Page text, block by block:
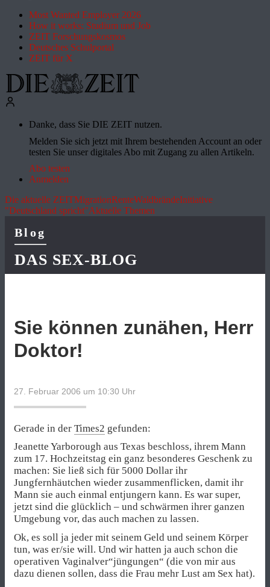
Most Wanted Employer 2026
How it works: Studium und Job
ZEIT Forschungskosmos
Deutsches Schulportal
ZEIT für X
Danke, dass Sie DIE ZEIT nutzen.
Melden Sie sich jetzt mit Ihrem bestehenden Account an oder
testen Sie unser digitales Abo mit Zugang zu allen Artikeln.
Abo testen
Anmelden
Die aktuelle ZEITMigrationRenteWaldbrändeInitiative
"Deutschland spricht"Aktuelle Themen
Blog
DAS SEX-BLOG
Sie können zunähen, Herr
Doktor!
27. Februar 2006 um 10:30 Uhr
Gerade in der Times2 gefunden:
Jeanette Yarborough aus Texas beschloss, ihrem Mann
zum 17. Hochzeitstag ein ganz besonderes Geschenk zu
machen: Sie ließ sich für 5000 Dollar ihr
Jungfernhäutchen wieder zusammenflicken, damit ihr
Mann sie auch einmal entjungern kann. Es war super,
jetzt sind die glücklich – und schwärmen ihrer ganzen
Umgebung vor, das auch machen zu lassen.
Ok, es soll ja jeder mit seinem Geld und seinem Körper
tun, was er/sie will. Und wir hatten ja auch schon die
operativen Vaginalver“jüngungen“ (die von mir aus
dazu dienen sollen, dass die Frau mehr Lust am Sex hat).